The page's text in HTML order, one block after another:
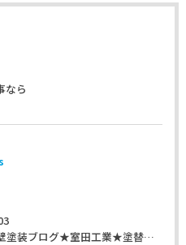
ら
広島市の外壁塗装ブログ★室田工業★塗替えマスターズ★外壁リフォーム